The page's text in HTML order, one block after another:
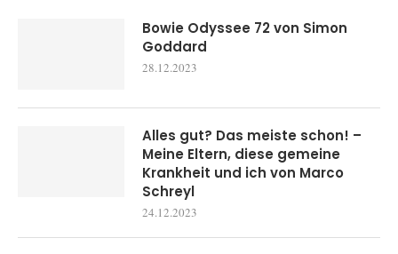
Bowie Odyssee 72 von Simon
Goddard
28.12.2023
Alles gut? Das meiste schon! –
Meine Eltern, diese gemeine
Krankheit und ich von Marco
Schreyl
24.12.2023